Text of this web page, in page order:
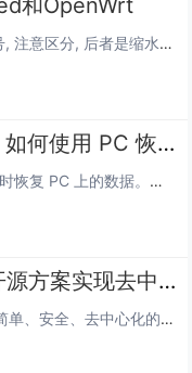
和OpenWrt
小米 R3G 市面上有R3G和R3Gv2两种型号, 注意区分, 后者是缩水版, 没有USB口. 内存只有128M, F...
Synology NAS 出现故障时，如何使用 PC 恢复数据？
目的本文将指导您在 Synology NAS 故障时恢复 PC 上的数据。注意：硬盘迁移到新 NAS 后，可能无法再次挂...
Synology群晖利用Easytier开源方案实现去中心化的免费内网穿透
官网网址：简介 | EasyTier功能概览一个简单、安全、去中心化的内网穿透 SD-WAN 异地组网方案，使用 Rus...